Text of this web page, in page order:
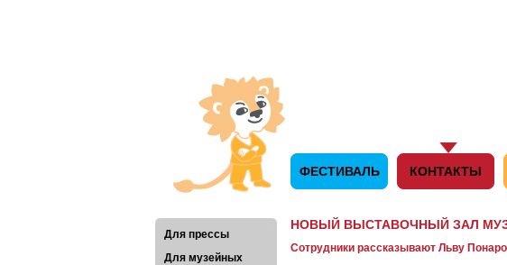
ФЕСТИВАЛЬ КОНТАКТЫ
Для прессы
Для музейных
НОВЫЙ ВЫСТАВОЧНЫЙ ЗАЛ
Сотрудники рассказывают Льву